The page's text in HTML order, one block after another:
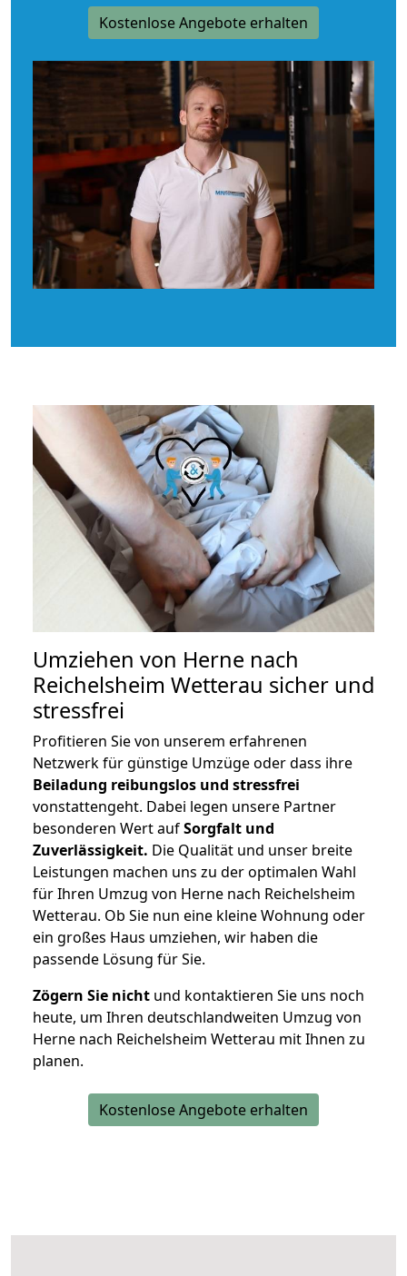
Kostenlose Angebote erhalten
Umziehen von Herne nach
Reichelsheim Wetterau sicher und
stressfrei
Profitieren Sie von unserem erfahrenen
Netzwerk für günstige Umzüge oder dass ihre
Beiladung reibungslos und stressfrei
vonstattengeht. Dabei legen unsere Partner
besonderen Wert aufSorgfalt und
Zuverlässigkeit. Die Qualität und unser breite
Leistungen machen uns zu der optimalen Wahl
für Ihren Umzug von Herne nach Reichelsheim
Wetterau. Ob Sie nun eine kleine Wohnung oder
ein großes Haus umziehen, wir haben die
passende Lösung für Sie.
Zögern Sie nicht und kontaktieren Sie uns noch
heute, um Ihren deutschlandweiten Umzug von
Herne nach Reichelsheim Wetterau mit Ihnen zu
planen.
Kostenlose Angebote erhalten